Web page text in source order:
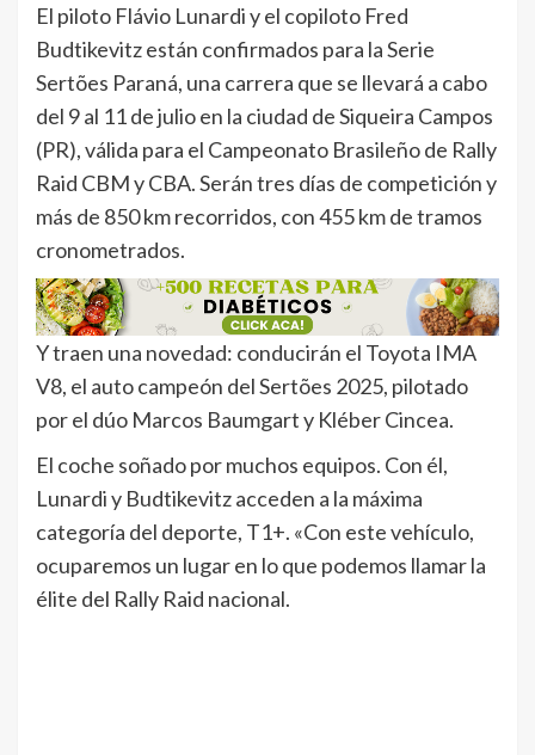
El piloto Flávio Lunardi y el copiloto Fred
Budtikevitz están confirmados para la Serie
Sertões Paraná, una carrera que se llevará a cabo
del 9 al 11 de julio en la ciudad de Siqueira Campos
(PR), válida para el Campeonato Brasileño de Rally
Raid CBM y CBA. Serán tres días de competición y
más de 850 km recorridos, con 455 km de tramos
cronometrados.
Y traen una novedad: conducirán el Toyota IMA
V8, el auto campeón del Sertões 2025, pilotado
por el dúo Marcos Baumgart y Kléber Cincea.
El coche soñado por muchos equipos. Con él,
Lunardi y Budtikevitz acceden a la máxima
categoría del deporte, T1+. «Con este vehículo,
ocuparemos un lugar en lo que podemos llamar la
élite del Rally Raid nacional.